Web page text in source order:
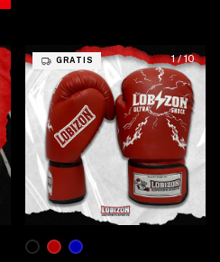
1/10
GRATIS